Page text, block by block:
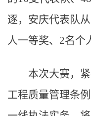
逐，安庆代表队
人一等奖、2名个
本次大赛，
工程质量管理条